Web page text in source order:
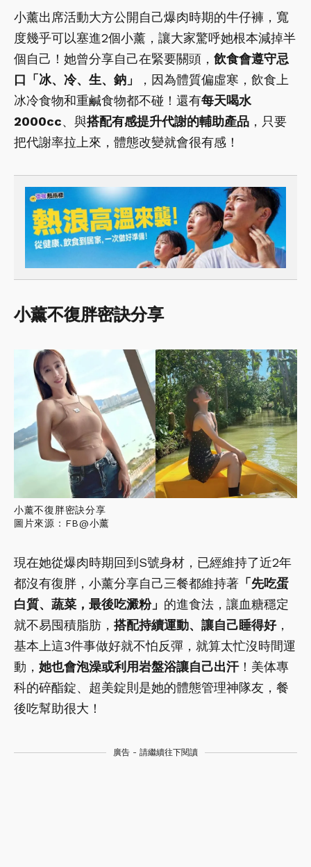
小薰出席活動大方公開自己爆肉時期的牛仔褲，寬
度幾乎可以塞進2個小薰，讓大家驚呼她根本減掉半
個自己！她曾分享自己在緊要關頭， 飲食會遵守忌
口「冰、冷、生、鈉」
，因為體質偏虛寒，飲食上
冰冷食物和重鹹食物都不碰！還有每天喝水
2000cc、與搭配有感提升代謝的輔助產品 ，只要
把代謝率拉上來，體態改變就會很有感！
小薰不復胖密訣分享
小薰不復胖密訣分享
圖片來源：FB@小薰
現在她從爆肉時期回到S號身材，已經維持了近2年
都沒有復胖，小薰分享自己三餐都維持著 「先吃蛋
白質、蔬菜，最後吃澱粉」 的進食法，讓血糖穩定
就不易囤積脂肪， 搭配持續運動、讓自己睡得好，
基本上這3件事做好就不怕反彈，就算太忙沒時間運
動， 她也會泡澡或利用岩盤浴讓自己出汗！美体專
科的碎酯錠、超美錠則是她的體態管理神隊友，餐
後吃幫助很大！
廣告 - 請繼續往下閱讀